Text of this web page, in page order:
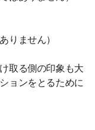
りません）
取る側の印象も大
ョンをとるために